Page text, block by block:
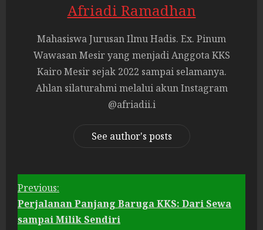
Afriadi Ramadhan
Mahasiswa Jurusan Ilmu Hadis. Ex. Pinum
Wawasan Mesir yang menjadi Anggota KKS
Kairo Mesir sejak 2022 sampai selamanya.
Ahlan silaturahmi melalui akun Instagram
@afriadii.i
See author's posts
C
Previous:
Perjalanan Panjang Baruga KKS: Dari Sewa
sampai Milik Sendiri